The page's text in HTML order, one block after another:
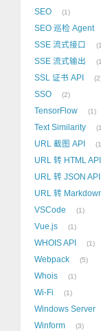
SEO 1
SEO 巡检 Agent
SSE 流式接口 1
SSE 流式输出 1
SSL 证书 API 2
SSO 2
TensorFlow 1
Text Similarity 1
URL 截图 API 1
URL 转 HTML API
URL 转 JSON API
URL 转
VSCode 1
Vue.js 1
WHOIS API 1
Webpack 5
Whois 1
Wi-Fi 1
Windows Server
Winform 3